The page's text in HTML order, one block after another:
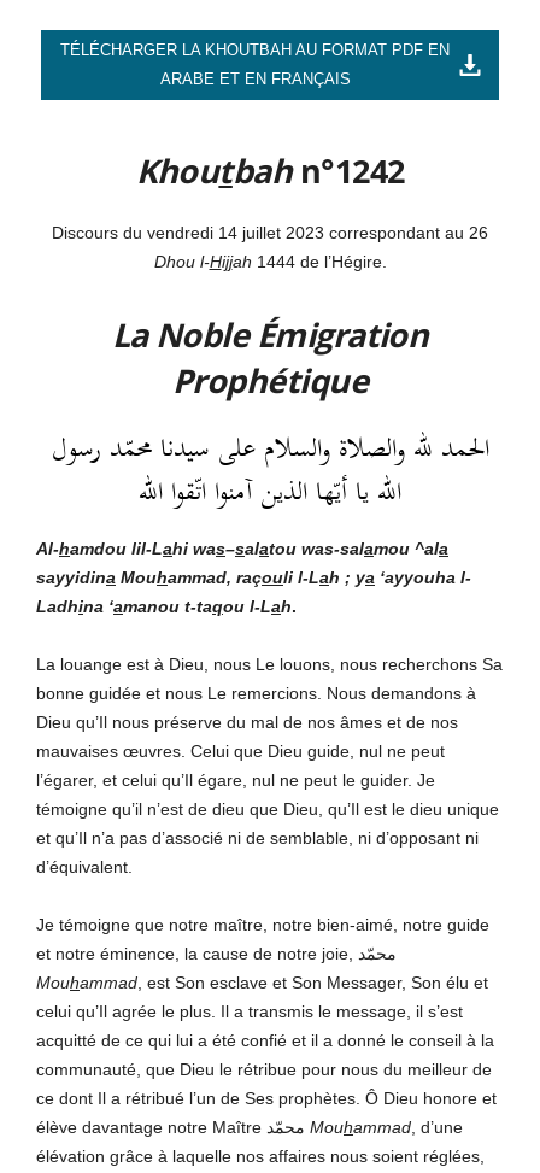
TÉLÉCHARGER LA KHOUTBAH AU FORMAT PDF EN
ARABE ET EN FRANÇAIS
Khoutbahn°1242
Discours du vendredi 14 juillet 2023 correspondant au 26
Dhou l-Hijjah 1444 de l’Hégire.
La Noble Émigration
Prophétique
الحمد لله والصلاة والسلام على سيدنا محمّد رسول
الله يا أيّها الذين آمنوا اتّقوا الله
Al-hamdou lil-Lahi was–salatou was-salamou ^ala
sayyidina Mouhammad, raçouli l-Lah ; ya ‘ayyouha l-
Ladhina ‘amanou t-taqou l-Lah.
La louange est à Dieu, nous Le louons, nous recherchons Sa
bonne guidée et nous Le remercions. Nous demandons à
Dieu qu’Il nous préserve du mal de nos âmes et de nos
mauvaises œuvres. Celui que Dieu guide, nul ne peut
l’égarer, et celui qu’Il égare, nul ne peut le guider. Je
témoigne qu’il n’est de dieu que Dieu, qu’Il est le dieu unique
et qu’Il n’a pas d’associé ni de semblable, ni d’opposant ni
d’équivalent.
Je témoigne que notre maître, notre bien-aimé, notre guide
et notre éminence, la cause de notre joie, محمّد
Mouhammad , est Son esclave et Son Messager, Son élu et
celui qu’Il agrée le plus. Il a transmis le message, il s’est
acquitté de ce qui lui a été confié et il a donné le conseil à la
communauté, que Dieu le rétribue pour nous du meilleur de
ce dont Il a rétribué l’un de Ses prophètes. Ô Dieu honore et
Mouhammad , d’une
élévation grâce à laquelle nos affaires nous soient réglées,